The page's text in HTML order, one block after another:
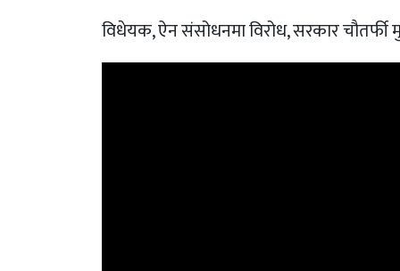
विधेयक, ऐन संसोधनमा विरोध, सरकार चौतर्फी